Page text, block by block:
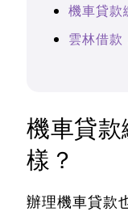
機車貸款
雲林借款
機車貸
樣？
辦理機車貸款